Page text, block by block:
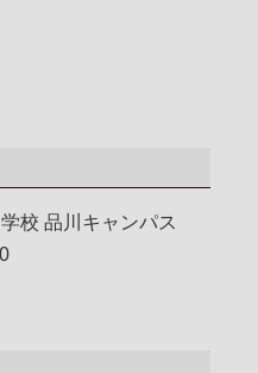
校 品川キャンパス